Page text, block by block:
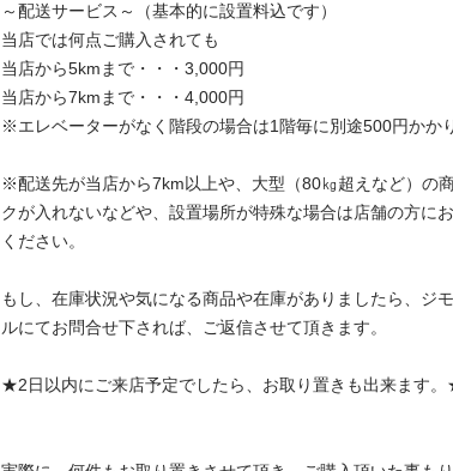
～配送サービス～（基本的に設置料込です）
当店では何点ご購入されても
当店から5kmまで・・・3,000円
当店から7kmまで・・・4,000円
※エレベーターがなく階段の場合は1階毎に別途500円かか
※配送先が当店から7km以上や、大型（80㎏超えなど）の
クが入れないなどや、設置場所が特殊な場合は店舗の方に
ください。
もし、在庫状況や気になる商品や在庫がありましたら、ジ
ルにてお問合せ下されば、ご返信させて頂きます。
★2日以内にご来店予定でしたら、お取り置きも出来ます